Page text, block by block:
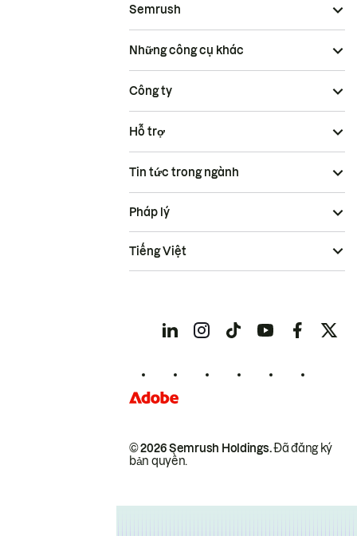
Semrush
Những công cụ khác
Công ty
Hỗ trợ
Tin tức trong ngành
© 2026 Semrush Holdings.Đã đăng ký
bản quyền.
Pháp lý
Tiếng Việt